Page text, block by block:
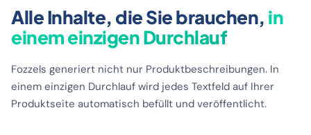
Alle Inhalte, die Sie brauchen,
einem einzigen Durchlauf
Fozzels generiert nicht nur Produktbeschreibungen. In
einem einzigen Durchlauf wird jedes Textfeld auf Ihrer